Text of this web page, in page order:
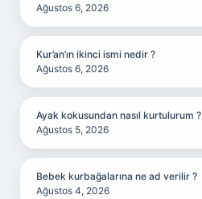
Ağustos 6, 2026
Kur’an’ın ikinci ismi nedir ?
Ağustos 6, 2026
Ayak kokusundan nasıl kurtulurum ?
Ağustos 5, 2026
Bebek kurbağalarına ne ad verilir ?
Ağustos 4, 2026